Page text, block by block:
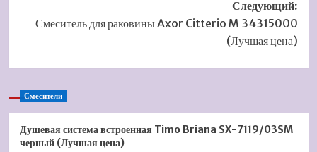
Следующий:
Смеситель для раковины Axor Citterio M 34315000
(Лучшая цена)
Смесители
Душевая система встроенная Timo Briana SX-7119/03SM
черный (Лучшая цена)